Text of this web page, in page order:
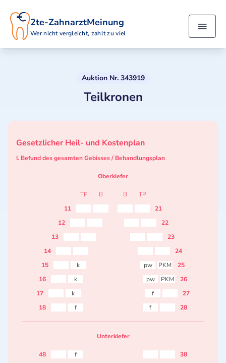
2te-ZahnarztMeinung
Wer nicht vergleicht, zahlt zu viel
Auktion Nr. 343919
Teilkronen
Gesetzlicher Heil- und Kostenplan
I. Befund des gesamten Gebisses / Behandlungsplan
Oberkiefer
TP B B
TP
11
21
12
22
13
23
14
24
15
k pw PKM
25
16
k pw PKM
26
17
k f
27
18
f f 28
Unterkiefer
48 f
38